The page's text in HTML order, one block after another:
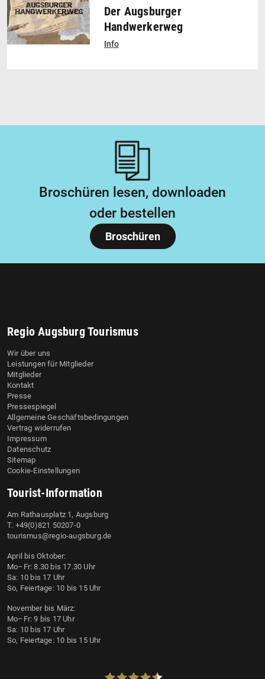
Der Augsburger
Handwerkerweg
Info
Broschüren lesen, downloaden
oder bestellen
Broschüren
Regio Augsburg Tourismus
Wir über uns
Leistungen für Mitglieder
Mitglieder
Kontakt
Presse
Pressespiegel
Allgemeine Geschäftsbedingungen
Vertrag widerrufen
Impressum
Datenschutz
Sitemap
Cookie-Einstellungen
Tourist-Information
Am Rathausplatz 1, Augsburg
T. +49(0)821 50207-0
tourismus@regio-augsburg.de
April bis Oktober:
Mo–Fr: 8.30 bis 17.30 Uhr
Sa: 10 bis 17 Uhr
So, Feiertage: 10 bis 15 Uhr
November bis März:
Mo–Fr: 9 bis 17 Uhr
Sa: 10 bis 17 Uhr
So, Feiertage: 10 bis 15 Uhr